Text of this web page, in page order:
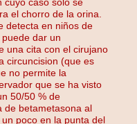
el chorro de la orina.
detecta en niños de
dar un
una cita con el cirujano
circuncision (que es
no permite la
que se ha visto
50/50 % de
de betametasona al
poco en la punta del